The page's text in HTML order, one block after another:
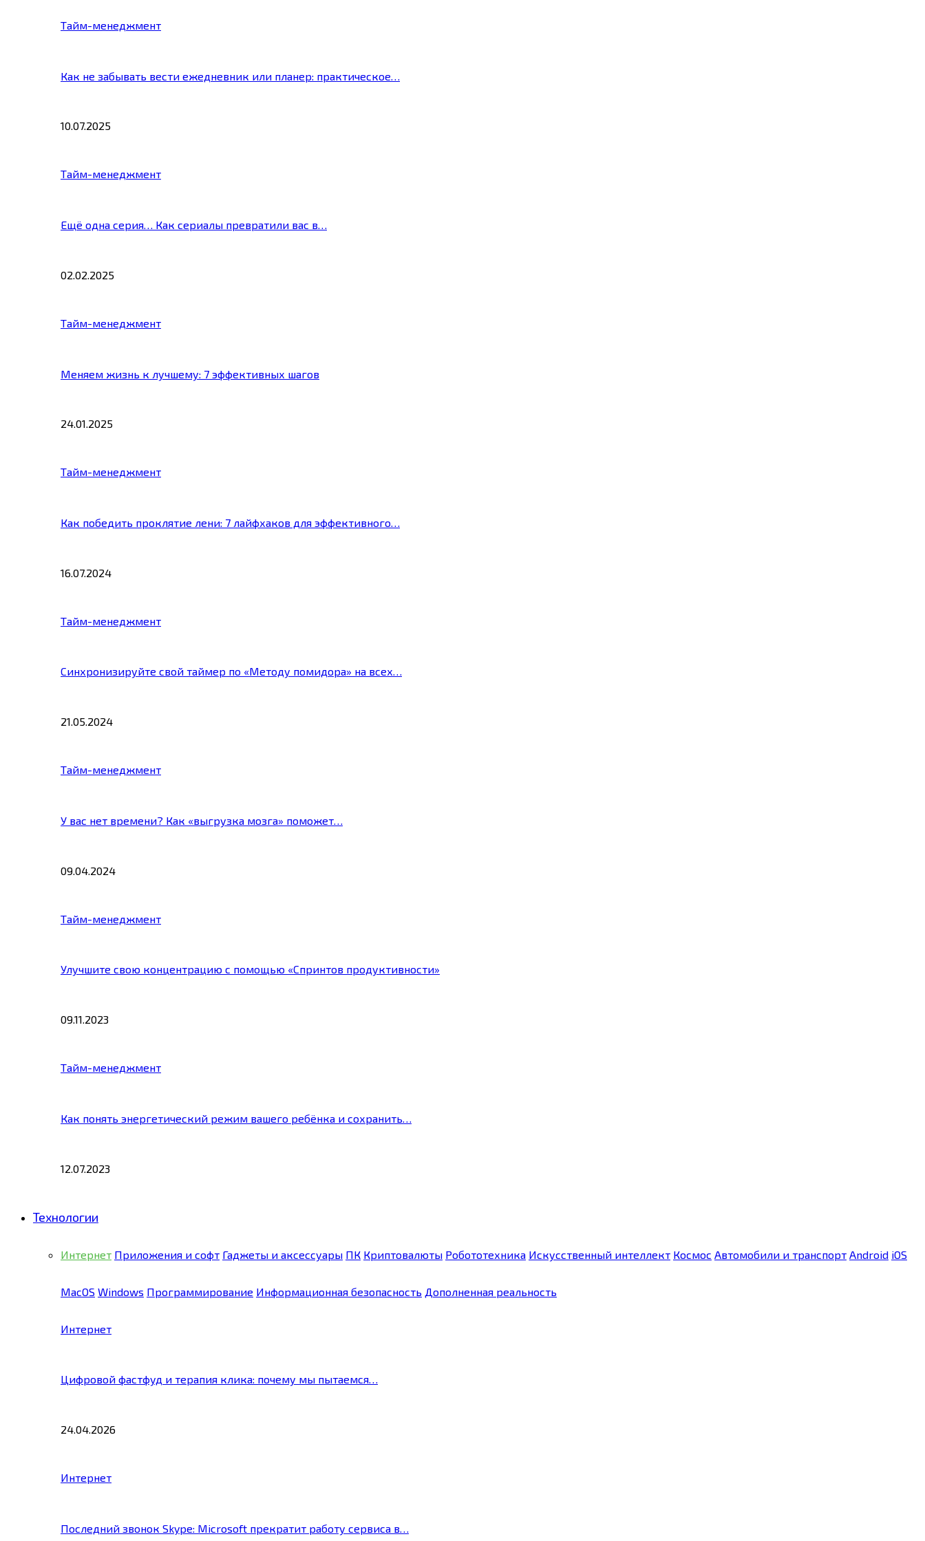
Тайм-менеджмент
Как не забывать вести ежедневник или планер: практическое…
10.07.2025
Тайм-менеджмент
Ещё одна серия… Как сериалы превратили вас в…
02.02.2025
Тайм-менеджмент
Меняем жизнь к лучшему: 7 эффективных шагов
24.01.2025
Тайм-менеджмент
Как победить проклятие лени: 7 лайфхаков для эффективного…
16.07.2024
Тайм-менеджмент
Синхронизируйте свой таймер по «Методу помидора» на всех…
21.05.2024
Тайм-менеджмент
У вас нет времени? Как «выгрузка мозга» поможет…
09.04.2024
Тайм-менеджмент
Улучшите свою концентрацию с помощью «Спринтов продуктивности»
09.11.2023
Тайм-менеджмент
Как понять энергетический режим вашего ребёнка и сохранить…
12.07.2023
Технологии
Интернет Приложения и софт Гаджеты и аксессуары ПК Криптовалюты Робототехника Искусственный интеллект Космос Автомобили и транспорт Android iOS
MacOS Windows Программирование Информационная безопасность Дополненная реальность
Интернет
Цифровой фастфуд и терапия клика: почему мы пытаемся…
24.04.2026
Интернет
Последний звонок Skype: Microsoft прекратит работу сервиса в…